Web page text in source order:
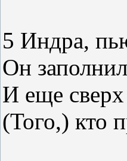
5 Индра,
Он
И еще сверх
(Того,) кто